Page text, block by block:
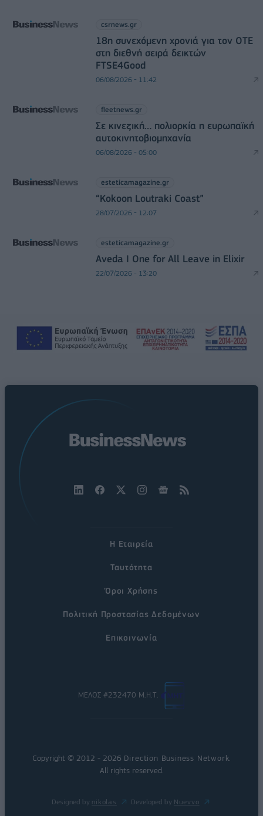
csrnews.gr
18η συνεχόμενη χρονιά για τον ΟΤΕ
στη διεθνή σειρά δεικτών
FTSE4Good
06/08/2026 - 11:42
fleetnews.gr
Σε κινεζική… πολιορκία η ευρωπαϊκή
αυτοκινητοβιομηχανία
06/08/2026 - 05:00
esteticamagazine.gr
“Kokoon Loutraki Coast”
28/07/2026 - 12:07
esteticamagazine.gr
Aveda I One for All Leave in Elixir
22/07/2026 - 13:20
Η Εταιρεία
Ταυτότητα
Όροι Χρήσης
Πολιτική Προστασίας Δεδομένων
Επικοινωνία
ΜΕΛΟΣ #232470 Μ.Η.Τ.
Copyright © 2012 - 2026 Direction Business Network
All rights reserved.
Designed by nikolas Developed by Nuevvo